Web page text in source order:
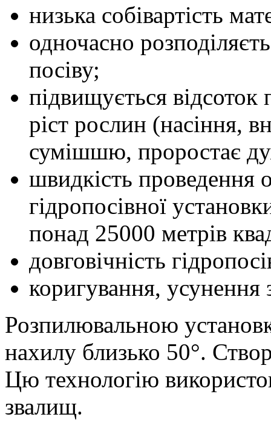
низька собівартість
одночасно
посіву;
підвищується
ріст рослин (насіння,
сумішшю, проростає
швидкість проведення
гідропосівної
понад 25000 метрів
довговічність
коригування,
Розпилювальною
нахилу близько 50°.
Цю технологію
звалищ.